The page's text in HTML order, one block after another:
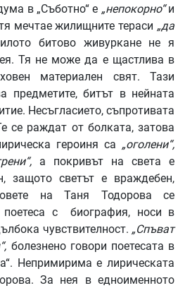
в „Съботно“ е „непокорно“и
мечтае жилищните тераси „да
битово живуркане не я
Тя не може да е щастлива в
материален свят. Тази
предметите, битът в нейната
Несъгласието, съпротивата
се раждат от болката, затова
героиня са „оголени“,
а покривът на света е
защото светът е враждебен,
на Таня Тодорова се
с биография, носи в
чувствителност. „Спъват
болезнено говори поетесата в
Непримирима е лирическата
За нея в едноименното